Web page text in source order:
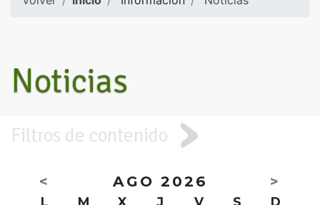
Noticias
Filtros de contenido
< AGO 2026 >
L M X J V S D